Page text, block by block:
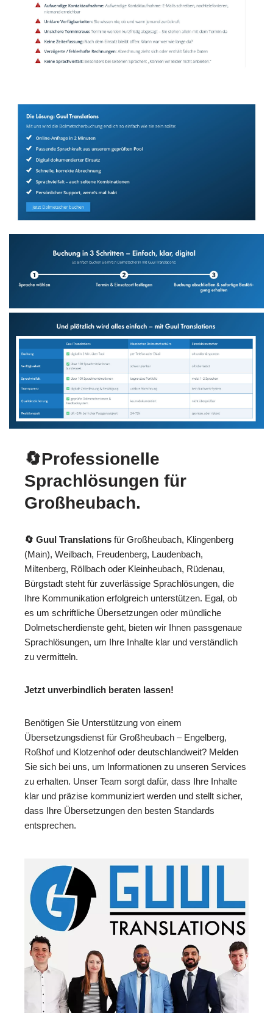
🔄Professionelle
Sprachlösungen für
Großheubach.
🔄 Guul Translations für Großheubach, Klingenberg
(Main), Weilbach, Freudenberg, Laudenbach,
Miltenberg, Röllbach oder Kleinheubach, Rüdenau,
Bürgstadt steht für zuverlässige Sprachlösungen, die
Ihre Kommunikation erfolgreich unterstützen. Egal, ob
es um schriftliche Übersetzungen oder mündliche
Dolmetscherdienste geht, bieten wir Ihnen passgenaue
Sprachlösungen, um Ihre Inhalte klar und verständlich
zu vermitteln.
Jetzt unverbindlich beraten lassen!
Benötigen Sie Unterstützung von einem
Übersetzungsdienst für Großheubach – Engelberg,
Roßhof und Klotzenhof oder deutschlandweit? Melden
Sie sich bei uns, um Informationen zu unseren Services
zu erhalten. Unser Team sorgt dafür, dass Ihre Inhalte
klar und präzise kommuniziert werden und stellt sicher,
dass Ihre Übersetzungen den besten Standards
entsprechen.